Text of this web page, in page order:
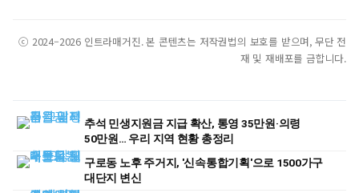
ⓒ 2024–2026 인트라매거진. 본 콘텐츠는 저작권법의 보호를 받으며, 무단 전
재 및 재배포를 금합니다.
추석 민생지원금 지급 확산, 통영 35만원·의령
50만원… 우리 지역 현황 총정리
구로동 노후 주거지, '신속통합기획'으로 1500가구
대단지 변신